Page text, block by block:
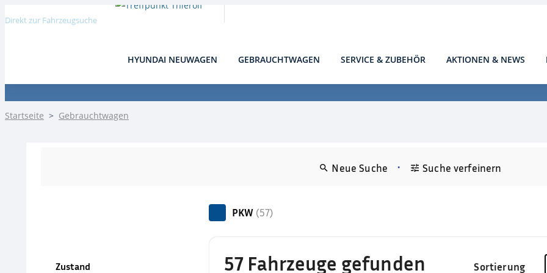
Direkt zur Fahrzeugsuche
HYUNDAI NEUWAGEN GEBRAUCHTWAGEN SERVICE & ZUBEHÖR AKTIONEN & NEWS
Startseite > Gebrauchtwagen
Neue Suche • Suche verfeinern
PKW (57)
Zustand 57 Fahrzeuge gefunden Sortierung